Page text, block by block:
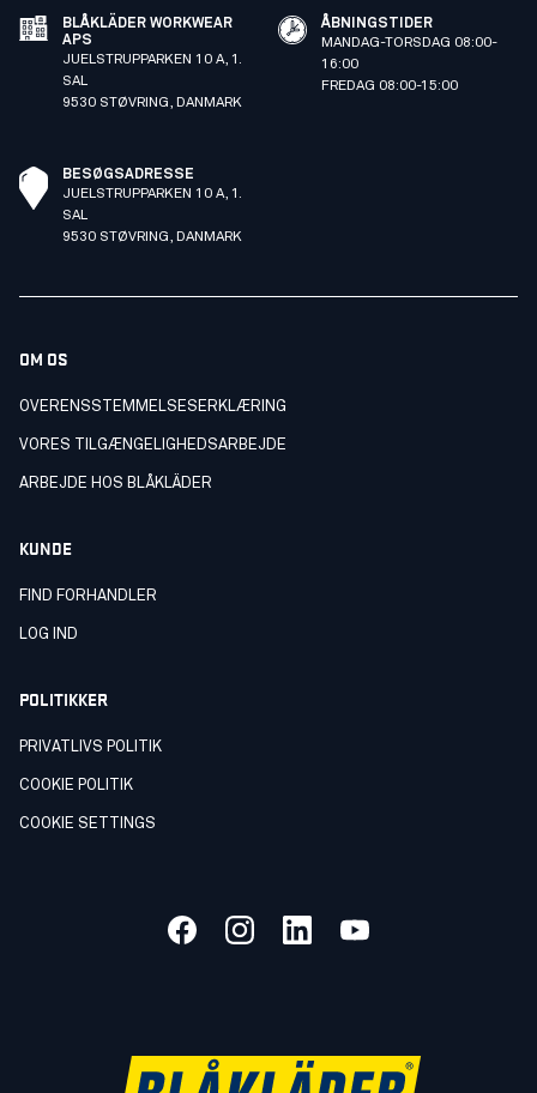
BLÅKLÄDER WORKWEAR
APS
JUELSTRUPPARKEN 10 A, 1.
SAL
9530 STØVRING, DANMARK
ÅBNINGSTIDER
MANDAG-TORSDAG 08:00-
16:00
FREDAG 08:00-15:00
BESØGSADRESSE
JUELSTRUPPARKEN 10 A, 1.
SAL
9530 STØVRING, DANMARK
OM OS
OVERENSSTEMMELSESERKLÆRING
VORES TILGÆNGELIGHEDSARBEJDE
ARBEJDE HOS BLÅKLÄDER
KUNDE
FIND FORHANDLER
LOG IND
POLITIKKER
PRIVATLIVS POLITIK
COOKIE POLITIK
COOKIE SETTINGS